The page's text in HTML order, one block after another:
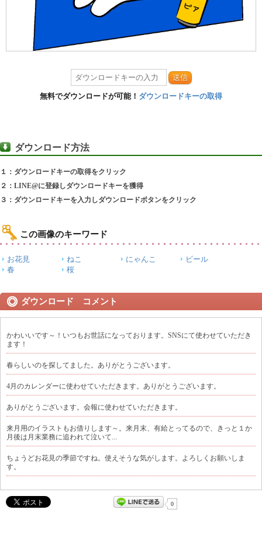
送信
無料でダウンロードが可能！ ダウンロードキーの取得
ダウンロード方法
１：ダウンロードキーの取得をクリック
２：LINE@に登録しダウンロードキーを獲得
３：ダウンロードキーを入力しダウンロードボタンをクリック
この画像のキーワード
お花見 ねこ にゃんこ
ビール
春
桜
ダウンロード コメント
かわいいです～！いつもお世話になっております。SNSにて使わせていただき
ます！
春らしいのを探してました。ありがとうございます。
4月のカレンダーに使わせていただきます。ありがとうございます。
ありがとうございます。会報に使わせていただきます。
来月用のイラストもお借りします～。来月末、有給とってるので、きっと１か
月後は月末業務に追われて泣いて...
ちょうどお花見の季節ですね。使えそうな気がします。よろしくお願いしま
す。
0